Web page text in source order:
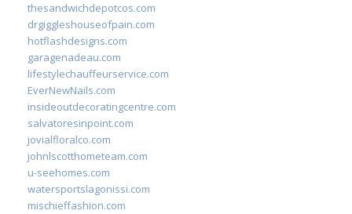
thesandwichdepotcos.com
drgiggleshouseofpain.com
hotflashdesigns.com
garagenadeau.com
lifestylechauffeurservice.com
EverNewNails.com
insideoutdecoratingcentre.com
salvatoresinpoint.com
jovialfloralco.com
johnlscotthometeam.com
u-seehomes.com
watersportslagonissi.com
mischieffashion.com